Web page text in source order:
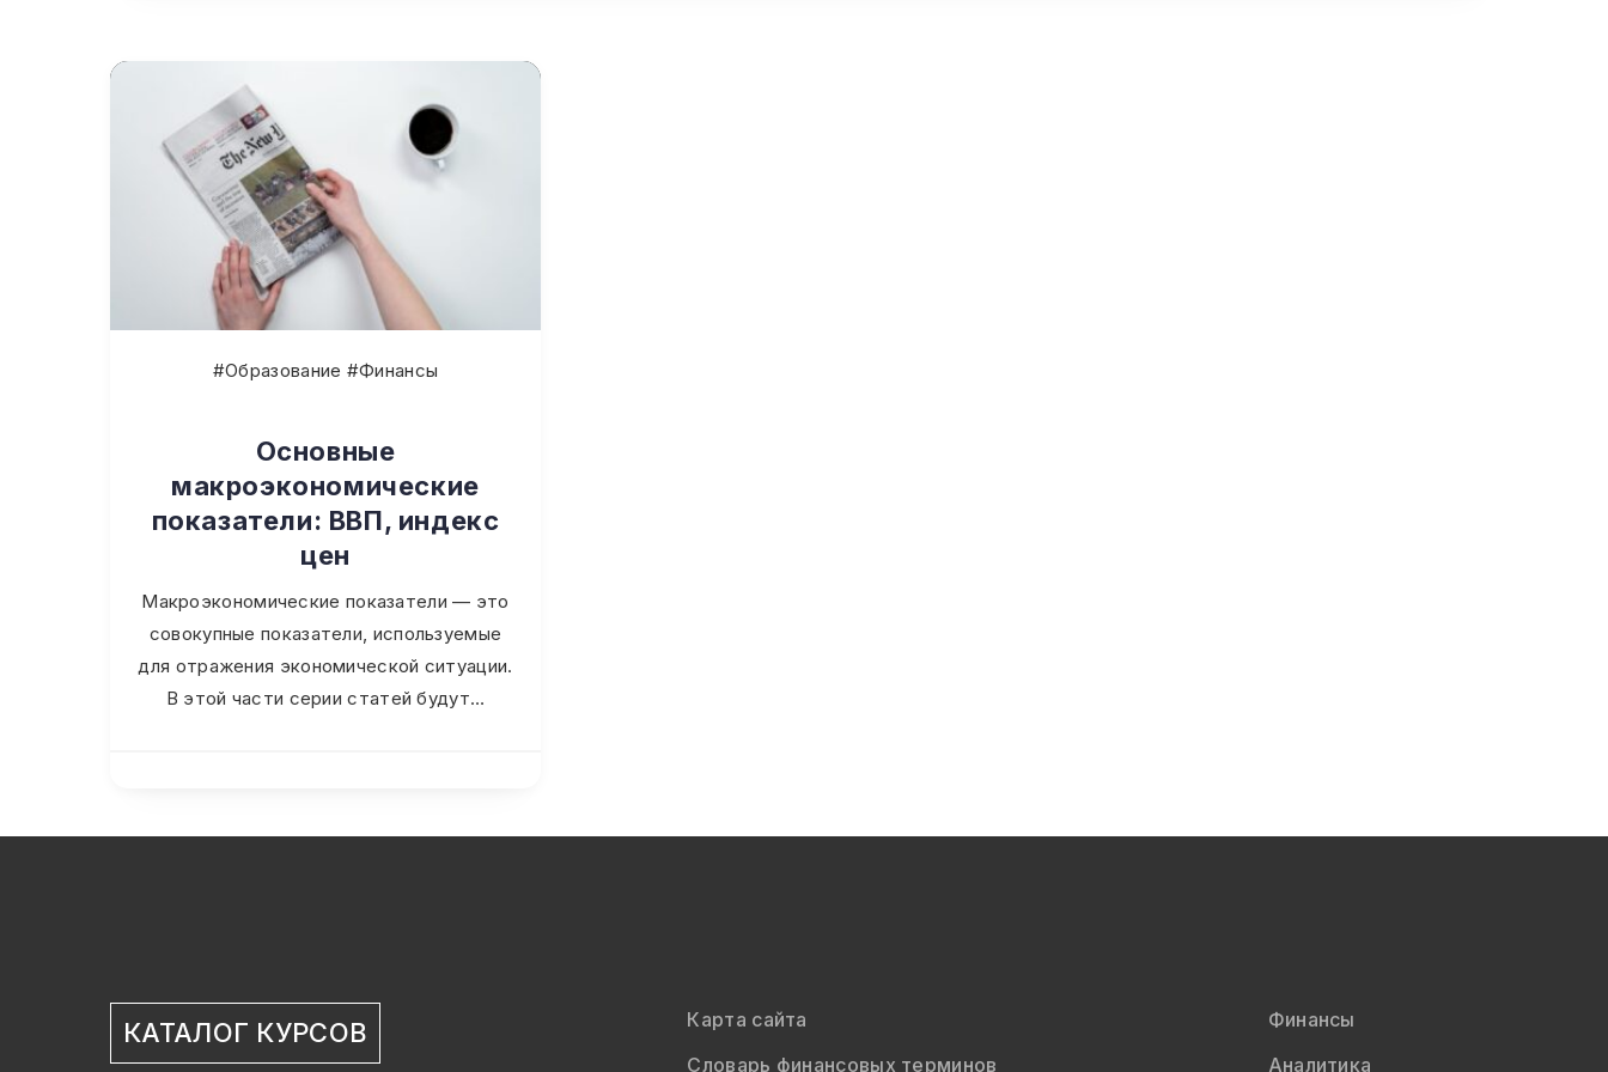
#Образование #Финансы
Основные
макроэкономические
показатели: ВВП, индекс
цен
Макроэкономические показатели — это
совокупные показатели, используемые
для отражения экономической ситуации.
В этой части серии статей будут…
КАТАЛОГ КУРСОВ
Карта сайта
Словарь финансовых терминов
Финансы
Аналитика